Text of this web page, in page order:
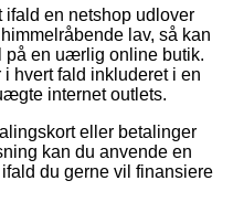
ifald en netshop udlover
lav, så kan
på en uærlig online butik.
hvert fald inkluderet i en
internet outlets.
eller betalinger
kan du anvende en
du gerne vil finansiere